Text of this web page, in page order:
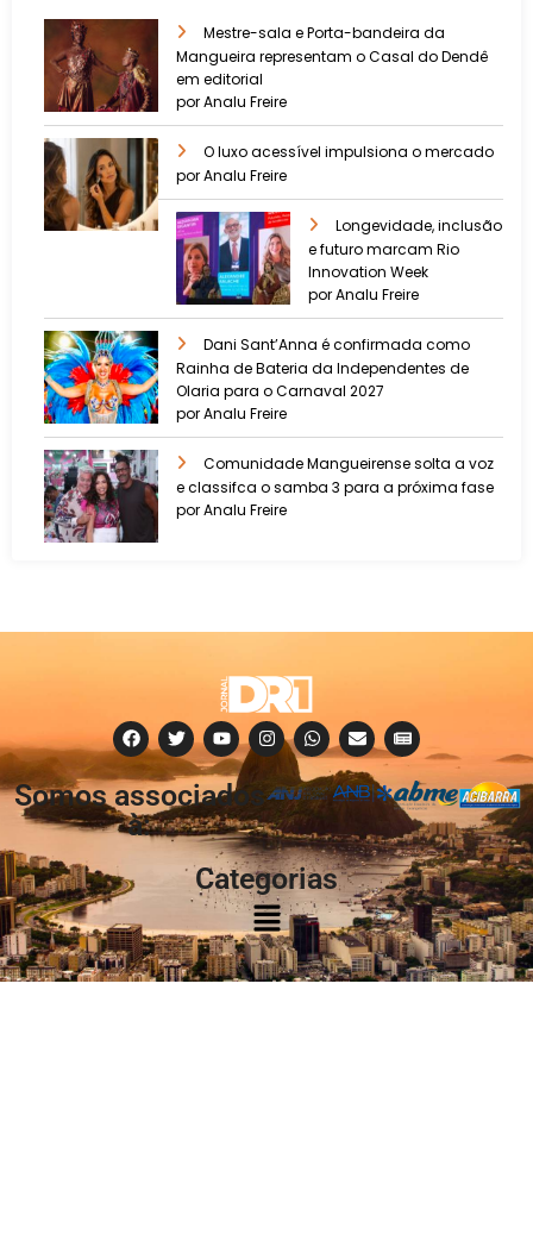
Mestre-sala e Porta-bandeira da
Mangueira representam o Casal do Dendê
em editorial
por Analu Freire
O luxo acessível impulsiona o mercado
por Analu Freire
Longevidade, inclusão
e futuro marcam Rio
Innovation Week
por Analu Freire
Dani Sant’Anna é confirmada como
Rainha de Bateria da Independentes de
Olaria para o Carnaval 2027
por Analu Freire
Comunidade Mangueirense solta a voz
e classifca o samba 3 para a próxima fase
por Analu Freire
Somos associados
à:
Categorias